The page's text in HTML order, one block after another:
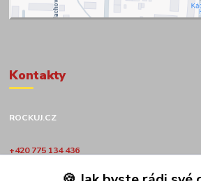
Kontakty
ROCKUJ.CZ
+420 775 134 436
obchod@rockuj.cz